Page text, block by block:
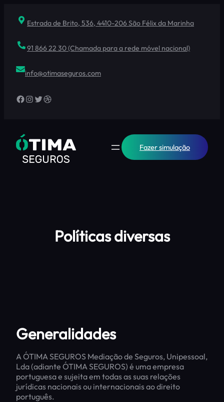
para
conteúdo
Estrada de Brito, 536, 4410-206 São Félix da Marinha
91 866 22 30 (Chamada para a rede móvel nacional)
info@otimaseguros.com
Facebook
Instagram
Twitter
Dribbble
Fazer simulação
Políticas diversas
Generalidades
A ÓTIMA SEGUROS Mediação de Seguros, Unipessoal,
Lda (adiante ÓTIMA SEGUROS) é uma empresa
portuguesa e sujeita em todas as suas relações
jurídicas nacionais ou internacionais ao direito
português.